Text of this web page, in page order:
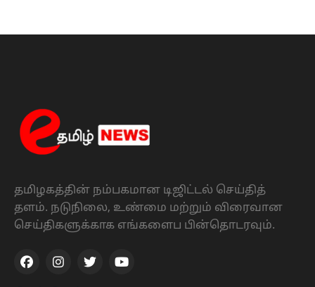
தமிழகத்தின் நம்பகமான டிஜிட்டல் செய்தித்
தளம். நடுநிலை, உண்மை மற்றும் விரைவான
செய்திகளுக்காக எங்களைப பின்தொடரவும்.